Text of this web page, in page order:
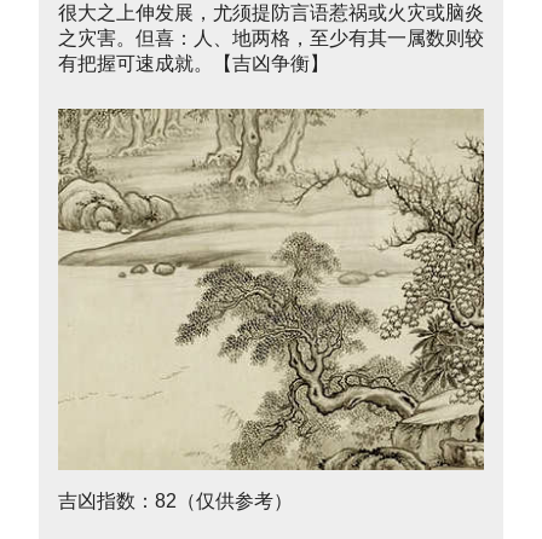
很大之上伸发展，尤须提防言语惹祸或火灾或脑炎
之灾害。但喜：人、地两格，至少有其一属数则较
有把握可速成就。【吉凶争衡】
吉凶指数：82（仅供参考）